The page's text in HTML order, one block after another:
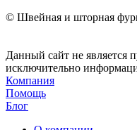
© Швейная и шторная
Данный сайт не является
исключительно
Компания
Помощь
Блог